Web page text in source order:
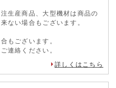
生産商品、大型機材は商品の
ない場合もございます。
もございます。
連絡ください。
詳しくはこちら